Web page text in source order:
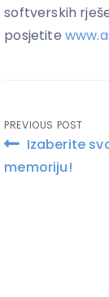
softverskih
posjetite
Post
navigation
PREVIOUS POST
Izaberite
memoriju!